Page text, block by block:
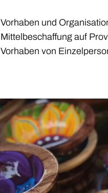
Vorhaben und
Mittelbeschaffung auf
Vorhaben von